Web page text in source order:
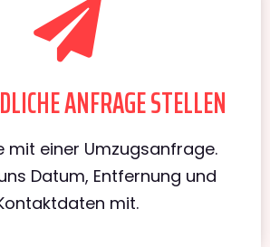
ANFRAGE STELLEN
mit einer Umzugsanfrage.
Datum, Entfernung und
mit.